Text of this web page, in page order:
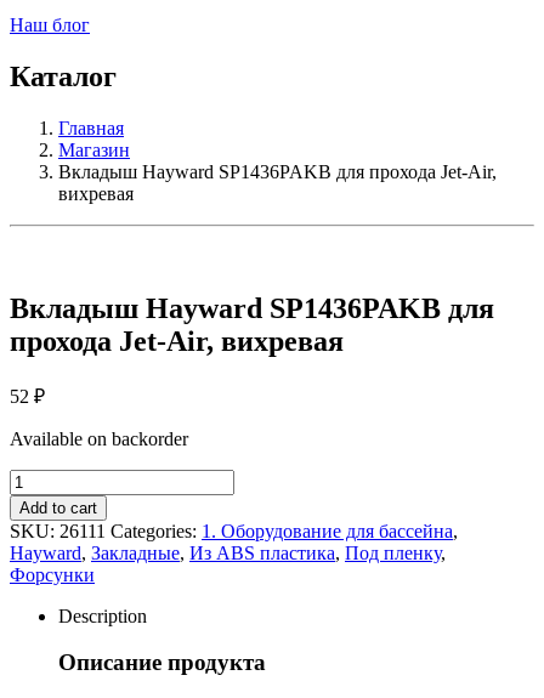
Наш блог
Каталог
Главная
Магазин
Вкладыш Hayward SP1436PAKB для прохода Jet-Air,
вихревая
Вкладыш Hayward SP1436PAKB для
прохода Jet-Air, вихревая
52 ₽
Available on backorder
Вкладыш
Hayward
SP1436PAKB
для
прохода
Jet-
quantity
Add to cart
SKU: 26111 Categories: 1. Оборудование для бассейна,
Hayward, Закладные, Из ABS пластика, Под пленку,
Форсунки
Description
Описание продукта